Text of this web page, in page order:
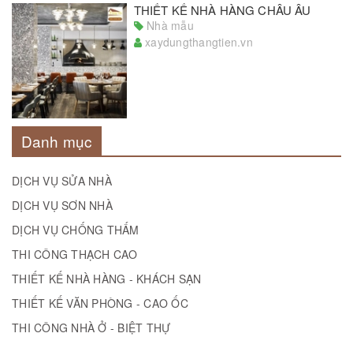
THIẾT KẾ NHÀ HÀNG CHÂU ÂU
Nhà mẫu
xaydungthangtien.vn
Danh mục
DỊCH VỤ SỬA NHÀ
DỊCH VỤ SƠN NHÀ
DỊCH VỤ CHỐNG THẤM
THI CÔNG THẠCH CAO
THIẾT KẾ NHÀ HÀNG - KHÁCH SẠN
THIẾT KẾ VĂN PHÒNG - CAO ỐC
THI CÔNG NHÀ Ở - BIỆT THỰ